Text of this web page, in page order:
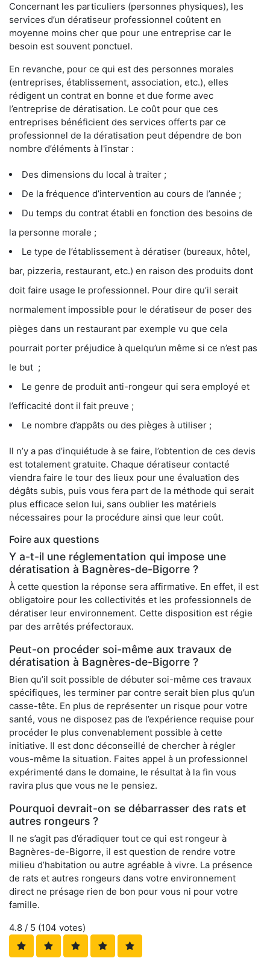
Concernant les particuliers (personnes physiques), les
services d’un dératiseur professionnel coûtent en
moyenne moins cher que pour une entreprise car le
besoin est souvent ponctuel.
En revanche, pour ce qui est des personnes morales
(entreprises, établissement, association, etc.), elles
rédigent un contrat en bonne et due forme avec
l’entreprise de dératisation. Le coût pour que ces
entreprises bénéficient des services offerts par ce
professionnel de la dératisation peut dépendre de bon
nombre d’éléments à l'instar :
Des dimensions du local à traiter ;
De la fréquence d’intervention au cours de l’année ;
Du temps du contrat établi en fonction des besoins de
la personne morale ;
Le type de l’établissement à dératiser (bureaux, hôtel,
bar, pizzeria, restaurant, etc.) en raison des produits dont
doit faire usage le professionnel. Pour dire qu’il serait
normalement impossible pour le dératiseur de poser des
pièges dans un restaurant par exemple vu que cela
pourrait porter préjudice à quelqu’un même si ce n’est pas
le but ;
Le genre de produit anti-rongeur qui sera employé et
l’efficacité dont il fait preuve ;
Le nombre d’appâts ou des pièges à utiliser ;
Il n’y a pas d’inquiétude à se faire, l’obtention de ces devis
est totalement gratuite. Chaque dératiseur contacté
viendra faire le tour des lieux pour une évaluation des
dégâts subis, puis vous fera part de la méthode qui serait
plus efficace selon lui, sans oublier les matériels
nécessaires pour la procédure ainsi que leur coût.
Foire aux questions
Y a-t-il une réglementation qui impose une
dératisation à Bagnères-de-Bigorre ?
À cette question la réponse sera affirmative. En effet, il est
obligatoire pour les collectivités et les professionnels de
dératiser leur environnement. Cette disposition est régie
par des arrêtés préfectoraux.
Peut-on procéder soi-même aux travaux de
dératisation à Bagnères-de-Bigorre ?
Bien qu’il soit possible de débuter soi-même ces travaux
spécifiques, les terminer par contre serait bien plus qu’un
casse-tête. En plus de représenter un risque pour votre
santé, vous ne disposez pas de l’expérience requise pour
procéder le plus convenablement possible à cette
initiative. Il est donc déconseillé de chercher à régler
vous-même la situation. Faites appel à un professionnel
expérimenté dans le domaine, le résultat à la fin vous
ravira plus que vous ne le pensiez.
Pourquoi devrait-on se débarrasser des rats et
autres rongeurs ?
Il ne s’agit pas d’éradiquer tout ce qui est rongeur à
Bagnères-de-Bigorre, il est question de rendre votre
milieu d’habitation ou autre agréable à vivre. La présence
de rats et autres rongeurs dans votre environnement
direct ne présage rien de bon pour vous ni pour votre
famille.
4.8 / 5 (104 votes)